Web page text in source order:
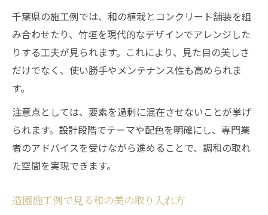
千葉県の施工例では、和の植栽とコンクリート舗装を組
み合わせたり、竹垣を現代的なデザインでアレンジした
りする工夫が見られます。これにより、見た目の美しさ
だけでなく、使い勝手やメンテナンス性も高められま
す。
注意点としては、要素を過剰に混在させないことが挙げ
られます。設計段階でテーマや配色を明確にし、専門業
者のアドバイスを受けながら進めることで、調和の取れ
た空間を実現できます。
造園施工例で見る和の美の取り入れ方